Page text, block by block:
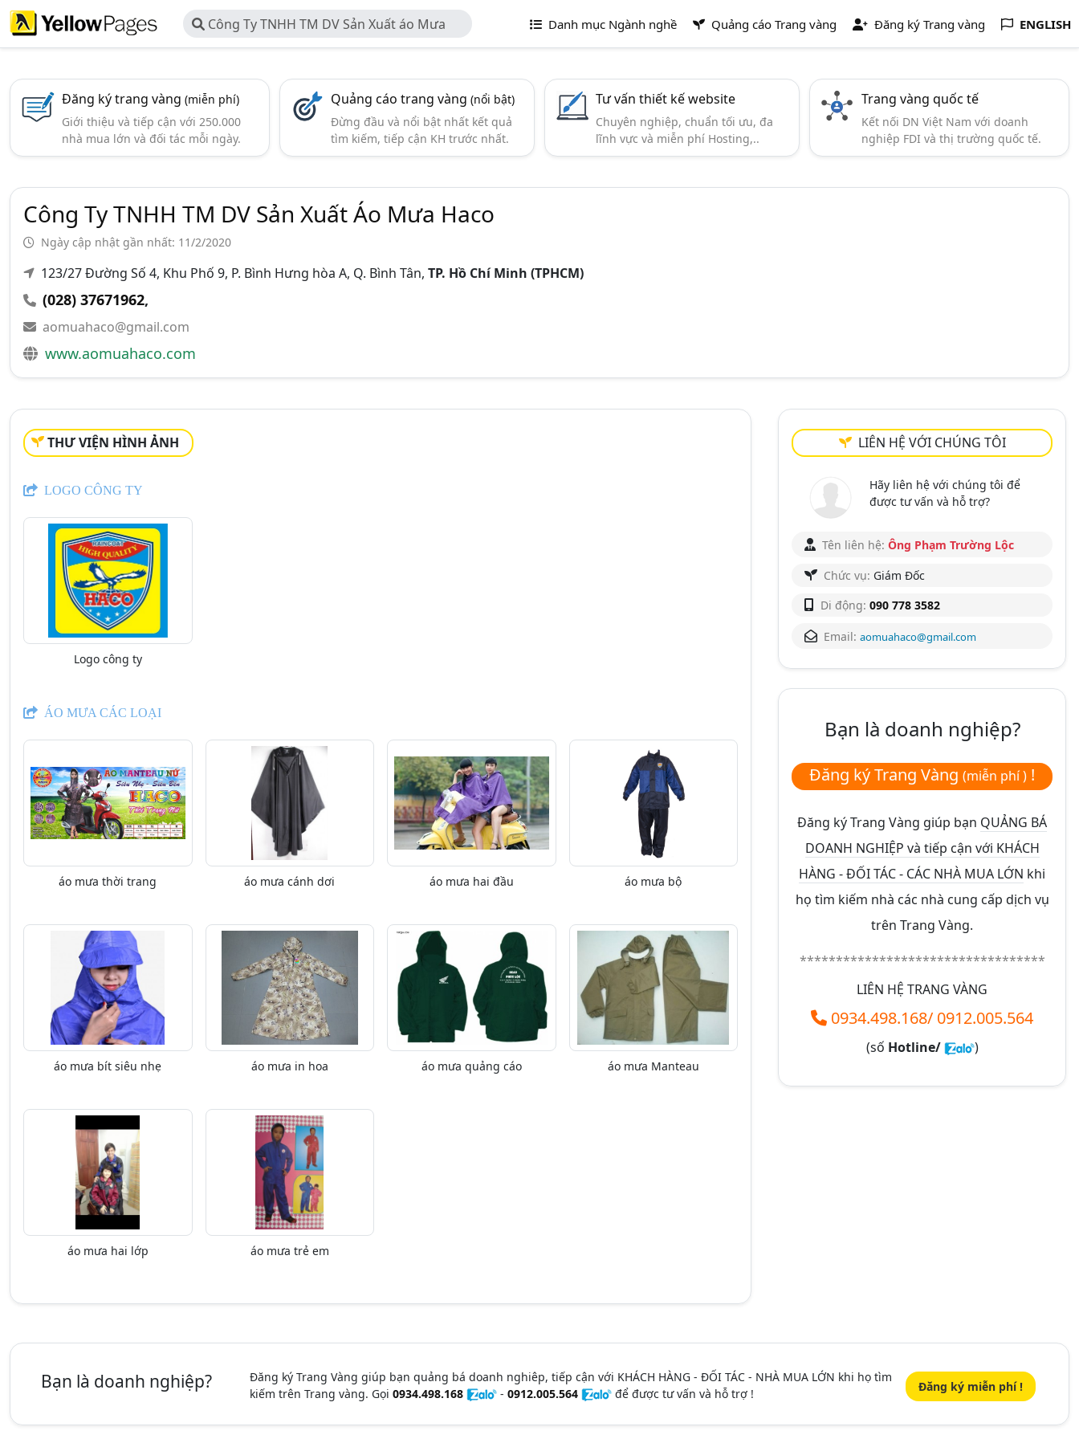
Công Ty TNHH TM DV Sản Xuất áo Mưa
Haco
Danh mục Ngành nghề Quảng cáo Trang vàng Đăng ký Trang vàng ENGLISH
Đăng ký trang vàng (miễn phí)
Giới thiệu và tiếp cận với 250.000
nhà mua lớn và đối tác mỗi ngày.
Quảng cáo trang vàng(nổi bật)
Đừng đầu và nổi bật nhất kết quả
tìm kiếm, tiếp cận KH trước nhất.
Tư vấn thiết kế website
Chuyên nghiệp, chuẩn tối ưu, đa
lĩnh vực và miễn phí Hosting,..
Trang vàng quốc tế
Kết nối DN Việt Nam với doanh
nghiệp FDI và thị trường quốc tế.
Công Ty TNHH TM DV Sản Xuất Áo Mưa Haco
Ngày cập nhật gần nhất: 11/2/2020
123/27 Đường Số 4, Khu Phố 9, P. Bình Hưng hòa A, Q. Bình Tân, TP. Hồ Chí Minh (TPHCM)
(028) 37671962,
aomuahaco@gmail.com
www.aomuahaco.com
THƯ VIỆN HÌNH ẢNH
LOGO CÔNG TY
Logo công ty
ÁO MƯA CÁC LOẠI
áo mưa thời trang áo mưa cánh dơi áo mưa hai đầu áo mưa bộ
áo mưa bít siêu nhẹ áo mưa in hoa áo mưa quảng cáo áo mưa Manteau
áo mưa hai lớp áo mưa trẻ em
LIÊN HỆ VỚI CHÚNG TÔI
Hãy liên hệ với chúng tôi để
được tư vấn và hỗ trợ?
Tên liên hệ: Ông Phạm Trường Lộc
Chức vụ: Giám Đốc
Di động: 090 778 3582
Email: aomuahaco@gmail.com
Bạn là doanh nghiệp?
Đăng ký Trang Vàng (miễn phí ) !
Đăng ký Trang Vàng giúp bạn QUẢNG BÁ
DOANH NGHIỆP và tiếp cận với KHÁCH
HÀNG - ĐỐI TÁC - CÁC NHÀ MUA LỚN khi
họ tìm kiếm nhà các nhà cung cấp dịch vụ
trên Trang Vàng.
**********************************
LIÊN HỆ TRANG VÀNG
0934.498.168/ 0912.005.564
(số Hotline/ )
Bạn là doanh nghiệp?
Đăng ký Trang Vàng giúp bạn quảng bá doanh nghiêp, tiếp cận với KHÁCH HÀNG - ĐỐI TÁC - NHÀ MUA LỚN khi họ tìm
kiếm trên Trang vàng. Gọi 0934.498.168 - 0912.005.564 để được tư vấn và hỗ trợ ! Đăng ký miễn phí !